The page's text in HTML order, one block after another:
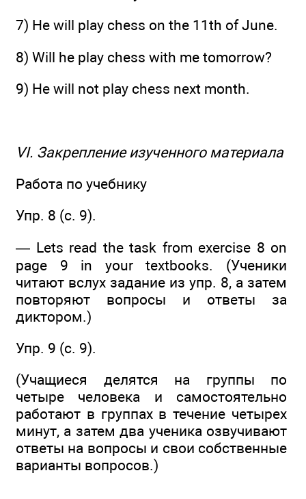
7) He will play chess on the 11th of June.
8) Will he play chess with me tomorrow?
9) He will not play chess next month.
VI. Закрепление изученного материала
Работа по учебнику
Упр. 8 (с. 9).
— Lets read the task from exercise 8 on
page 9 in your textbooks. (Ученики
читают вслух задание из упр. 8, а затем
повторяют вопросы и ответы за
диктором.)
Упр. 9 (с. 9).
(Учащиеся делятся на группы по
четыре человека и самостоятельно
работают в группах в течение четырех
минут, а затем два ученика озвучивают
ответы на вопросы и свои собственные
варианты вопросов.)